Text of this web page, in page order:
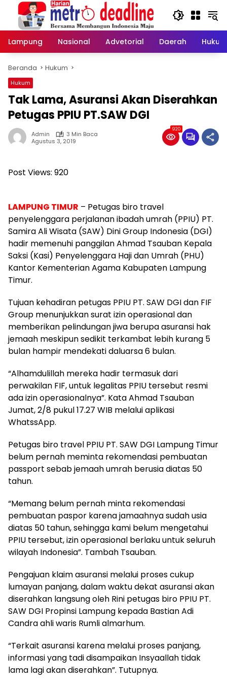
Langsung
konten
Lampung
Nasional Advetorial Daerah Hukum
Beranda Hukum
Hukum
Tak Lama, Asuransi Akan Diserahkan
Petugas PPIU PT.SAW DGI
Admin
3 Min Baca
Agustus 3, 2019
920
Post Views: 920
LAMPUNG TIMUR – Petugas biro travel
penyelenggara perjalanan ibadah umrah (PPIU) PT.
Samira Ali Wisata (SAW) Dini Group Indonesia (DGI)
hadir memenuhi panggilan Ahmad Tsauban Kepala
Saksi (Kasi) Penyelenggara Haji dan Umrah (PHU)
Kantor Kementerian Agama Kabupaten Lampung
Timur.
Tujuan kehadiran petugas PPIU PT. SAW DGI dan FIF
Group menunjukkan surat izin operasional dan
memberikan pelindungan jiwa berupa asuransi hak
jemaah meskipun sedikit terkambat lebih kurang 5
bulan hampir mendekati daluarsa 6 bulan.
“Alhamdulillah mereka hadir termasuk dari
perwakilan FIF, untuk legalitas PPIU tersebut resmi
ada izin operasionalnya”. Kata Ahmad Tsauban
Jumat, 2/8 pukul 17.27 WIB melalui aplikasi
WhatssApp.
Petugas biro travel PPIU PT. SAW DGI Lampung Timur
belum pernah meminta rekomendasi pembuatan
passport sebab jemaah umrah berusia diatas 50
tahun.
“Memang belum pernah minta rekomendasi
pembuatan paspor karena jamaahnya sudah usia
diatas 50 tahun, sehingga kami belum mengetahui
PPIU tersebut, izin operasional berlaku untuk seluruh
wilayah Indonesia”. Tambah Tsauban.
Pengajuan klaim asuransi melalui proses cukup
lumayan panjang, dalam waktu dekat asuransi akan
diserahkan langsung oleh Rini petugas biro PPIU PT.
SAW DGI Propinsi Lampung kepada Bastian Adi
Candra ahli waris Rumli almarhum.
“Terkait asuransi karena melalui proses panjang,
informasi yang tadi disampaikan Insyaallah tidak
lama lagi akan diserahkan”. Tutupnya.